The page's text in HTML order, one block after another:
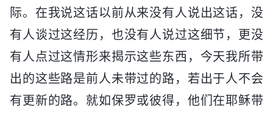
际。在我说这话以前从来没有人说出这话，没
有人谈过这经历，也没有人说过这细节，更没
有人点过这情形来揭示这些东西，今天我所带
出的这些路是前人未带过的路，若出于人不会
有更新的路。就如保罗或彼得，他们在耶稣带